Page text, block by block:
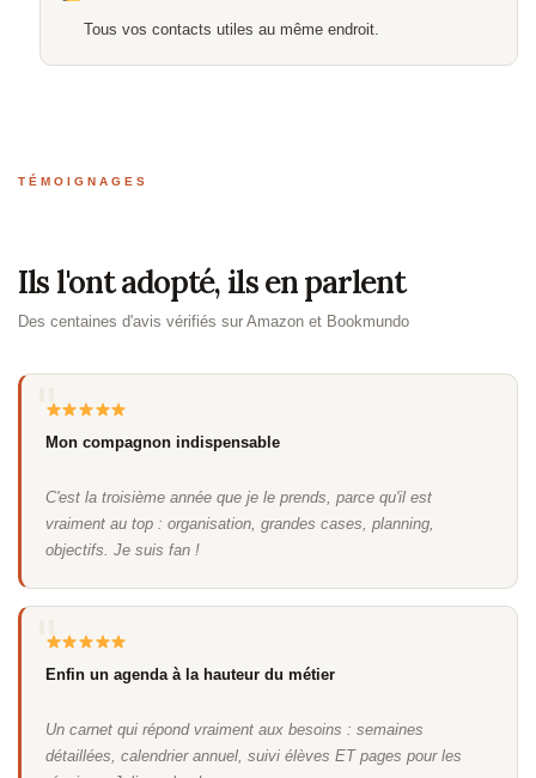
Tous vos contacts utiles au même endroit.
TÉMOIGNAGES
Ils l'ont adopté, ils en parlent
Des centaines d'avis vérifiés sur Amazon et Bookmundo
Mon compagnon indispensable
C'est la troisième année que je le prends, parce qu'il est
vraiment au top : organisation, grandes cases, planning,
objectifs. Je suis fan !
Enfin un agenda à la hauteur du métier
Un carnet qui répond vraiment aux besoins : semaines
détaillées, calendrier annuel, suivi élèves ET pages pour les